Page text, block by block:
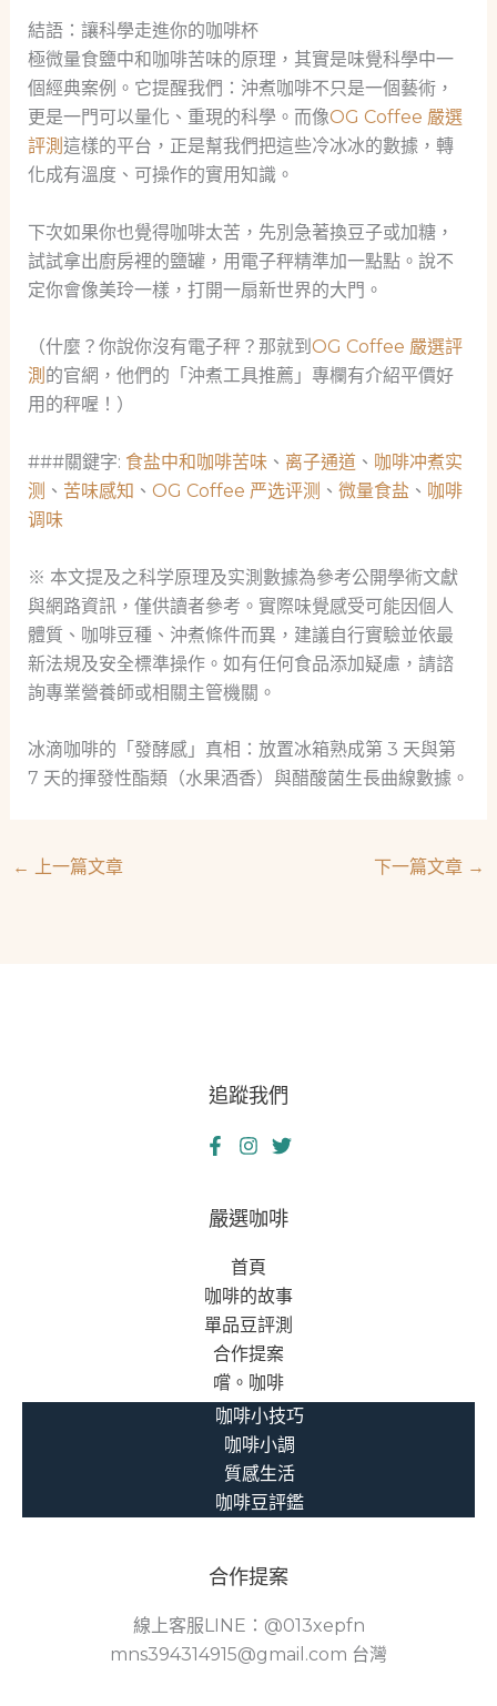
結語：讓科學走進你的咖啡杯
極微量食鹽中和咖啡苦味的原理，其實是味覺科學中一
個經典案例。它提醒我們：沖煮咖啡不只是一個藝術，
更是一門可以量化、重現的科學。而像OG Coffee 嚴選
評測 這樣的平台，正是幫我們把這些冷冰冰的數據，轉
化成有溫度、可操作的實用知識。
下次如果你也覺得咖啡太苦，先別急著換豆子或加糖，
試試拿出廚房裡的鹽罐，用電子秤精準加一點點。說不
定你會像美玲一樣，打開一扇新世界的大門。
（什麼？你說你沒有電子秤？那就到 OG Coffee 嚴選評
測 的官網，他們的「沖煮工具推薦」專欄有介紹平價好
用的秤喔！）
###關鍵字: 食盐中和咖啡苦味、 离子通道、 咖啡冲煮实
测 、 苦味感知 、 OG Coffee 严选评测 、 微量食盐 、 咖啡
调味
※ 本文提及之科学原理及实測數據為參考公開學術文獻
與網路資訊，僅供讀者參考。實際味覺感受可能因個人
體質、咖啡豆種、沖煮條件而異，建議自行實驗並依最
新法規及安全標準操作。如有任何食品添加疑慮，請諮
詢專業營養師或相關主管機關。
冰滴咖啡的「發酵感」真相：放置冰箱熟成第 3 天與第
7 天的揮發性酯類（水果酒香）與醋酸菌生長曲線數據。
← 上一篇文章 下一篇文章 →
追蹤我們
嚴選咖啡
首頁
咖啡的故事
單品豆評測
合作提案
嚐。咖啡
咖啡小技巧
咖啡小調
質感生活
咖啡豆評鑑
合作提案
線上客服LINE：@013xepfn
mns394314915@gmail.com 台灣